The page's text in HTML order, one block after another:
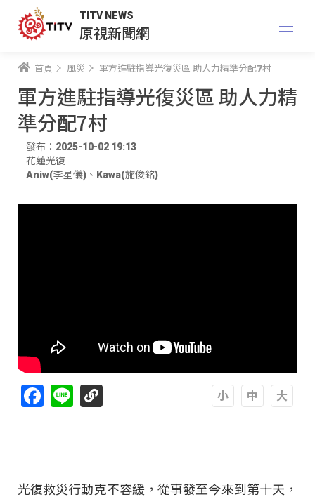
TITV NEWS
原視新聞網
首頁 風災 軍方進駐指導光復災區 助人力精準分配7村
軍方進駐指導光復災區 助人力精
準分配7村
發布：2025-10-02 19:13
花蓮光復
Aniw(李星儀) 、 Kawa(施俊銘)
Facebook
Line
光復救災行動克不容緩，從事發至今來到第十天，